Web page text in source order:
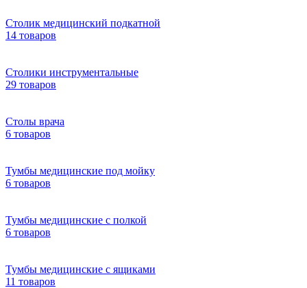
Столик медицинский подкатной
14 товаров
Столики инструментальные
29 товаров
Столы врача
6 товаров
Тумбы медицинские под мойку
6 товаров
Тумбы медицинские с полкой
6 товаров
Тумбы медицинские с ящиками
11 товаров